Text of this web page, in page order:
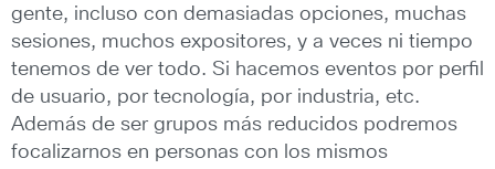
gente, incluso con demasiadas opciones, muchas
sesiones, muchos expositores, y a veces ni tiempo
tenemos de ver todo. Si hacemos eventos por perfil
de usuario, por tecnología, por industria, etc.
Además de ser grupos más reducidos podremos
focalizarnos en personas con los mismos